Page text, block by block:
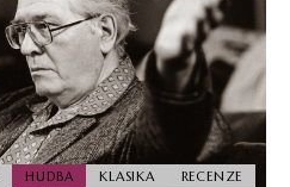
HUDBA KLASIKA
RECENZE